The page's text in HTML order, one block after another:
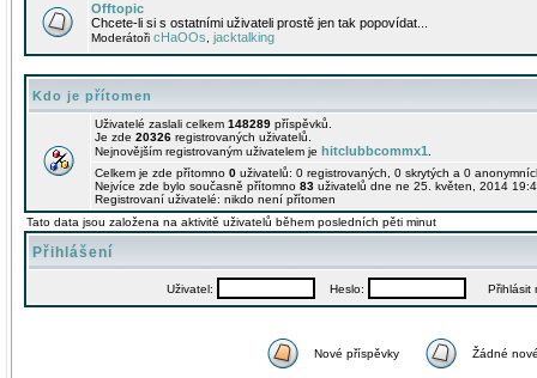
Offtopic
Chcete-li si s ostatními uživateli prostě jen tak popovídat...
Moderátoři cHaOOs jacktalking
Kdo je přítomen
Uživatelé zaslali celkem 148289 příspěvků.
Je zde 20326 registrovaných uživatelů.
Nejnovějším registrovaným uživatelem je hitclubbcommx1
Celkem je zde přítomno 0 uživatelů: 0 registrovaných, 0 skrytých a 0
Nejvíce zde bylo současně přítomno 83 uživatelů dne ne 25. květen, 2014
Registrovaní uživatelé: nikdo není přítomen
Tato data jsou založena na aktivitě uživatelů během posledních pěti minut
Přihlášení
Uživatel: Heslo: Přihlásit
Nové příspěvky Žádné